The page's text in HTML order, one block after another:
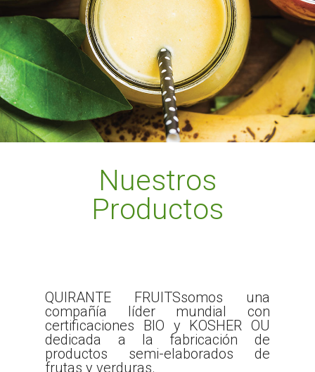
Nuestros
Productos
QUIRANTE FRUITSsomos una
compañía líder mundial con
certificaciones BIO y KOSHER OU
dedicada a la fabricación de
productos semi-elaborados de
frutas y verduras.